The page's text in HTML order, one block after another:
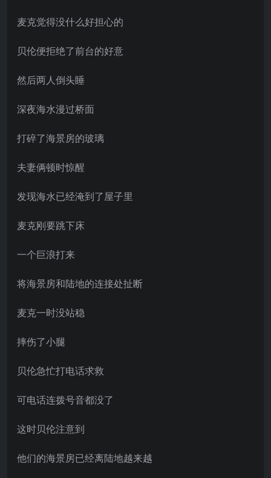
麦克觉得没什么好担心的
贝伦便拒绝了前台的好意
然后两人倒头睡
深夜海水漫过桥面
打碎了海景房的玻璃
夫妻俩顿时惊醒
发现海水已经淹到了屋子里
麦克刚要跳下床
一个巨浪打来
将海景房和陆地的连接处扯断
麦克一时没站稳
摔伤了小腿
贝伦急忙打电话求救
可电话连拨号音都没了
这时贝伦注意到
他们的海景房已经离陆地越来越